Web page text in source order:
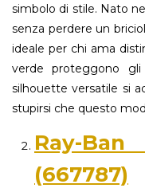
simbolo di stile. Nato
senza perdere un
ideale per chi ama
verde proteggono
silhouette versatile si
stupirsi che questo
Ray-
(667787)